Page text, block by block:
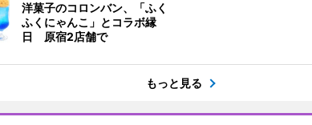
洋菓子のコロンバン、「ふく
ふくにゃんこ」とコラボ縁
日 原宿2店舗で
もっと見る